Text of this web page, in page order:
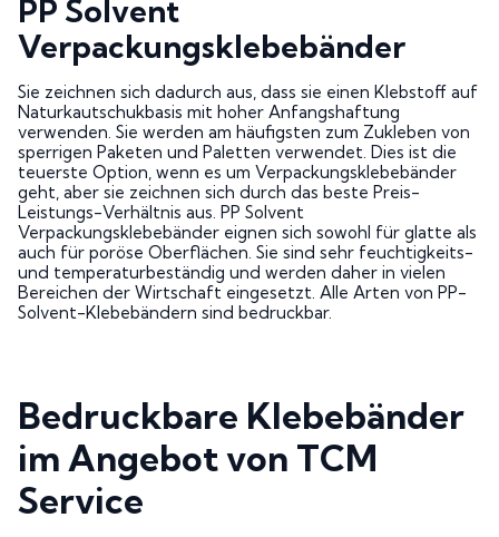
PP Solvent
Verpackungsklebebänder
Sie zeichnen sich dadurch aus, dass sie einen Klebstoff auf
Naturkautschukbasis mit hoher Anfangshaftung
verwenden. Sie werden am häufigsten zum Zukleben von
sperrigen Paketen und Paletten verwendet. Dies ist die
teuerste Option, wenn es um Verpackungsklebebänder
geht, aber sie zeichnen sich durch das beste Preis-
Leistungs-Verhältnis aus. PP Solvent
Verpackungsklebebänder eignen sich sowohl für glatte als
auch für poröse Oberflächen. Sie sind sehr feuchtigkeits-
und temperaturbeständig und werden daher in vielen
Bereichen der Wirtschaft eingesetzt. Alle Arten von PP-
Solvent-Klebebändern sind bedruckbar.
Bedruckbare Klebebänder
im Angebot von TCM
Service